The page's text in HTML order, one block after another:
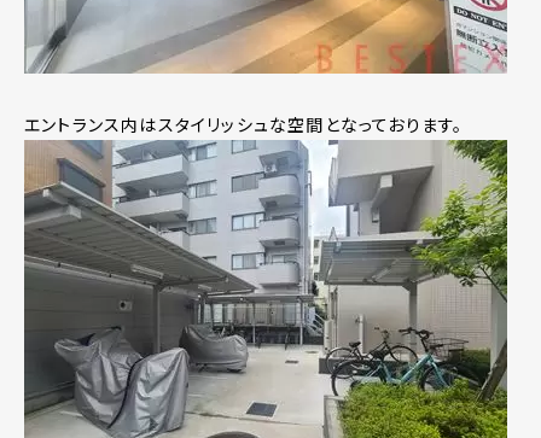
エントランス内はスタイリッシュな空間となっております。